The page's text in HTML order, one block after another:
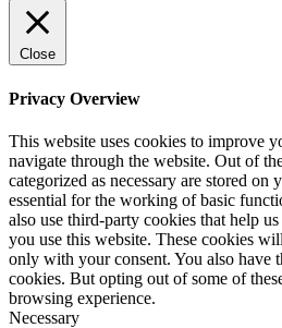
Close
Privacy Overview
This website uses cookies to improve
navigate through the website. Out of
categorized as necessary are stored on
essential for the working of basic
also use third-party cookies that help
you use this website. These cookies
only with your consent. You also have
cookies. But opting out of some of
browsing experience.
Necessary